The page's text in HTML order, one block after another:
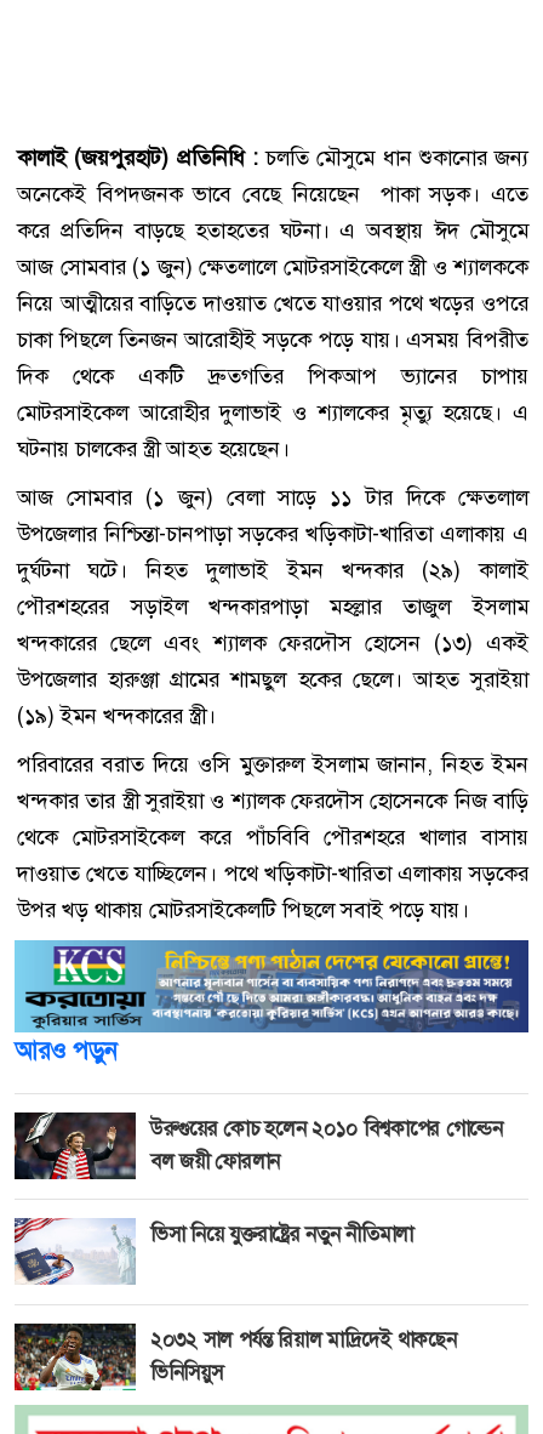
কালাই (জয়পুরহাট) প্রতিনিধি :চলতি মৌসুমে ধান শুকানোর জন্য
অনেকেই বিপদজনক ভাবে বেছে নিয়েছেন পাকা সড়ক। এতে
করে প্রতিদিন বাড়ছে হতাহতের ঘটনা। এ অবস্থায় ঈদ মৌসুমে
আজ সোমবার (১ জুন) ক্ষেতলালে মোটরসাইকেলে স্ত্রী ও শ্যালককে
নিয়ে আত্মীয়ের বাড়িতে দাওয়াত খেতে যাওয়ার পথে খড়ের ওপরে
চাকা পিছলে তিনজন আরোহীই সড়কে পড়ে যায়। এসময় বিপরীত
দিক থেকে একটি দ্রুতগতির পিকআপ ভ্যানের চাপায়
মোটরসাইকেল আরোহীর দুলাভাই ও শ্যালকের মৃত্যু হয়েছে। এ
ঘটনায় চালকের স্ত্রী আহত হয়েছেন।
আজ সোমবার (১ জুন) বেলা সাড়ে ১১ টার দিকে ক্ষেতলাল
উপজেলার নিশ্চিন্তা-চানপাড়া সড়কের খড়িকাটা-খারিতা এলাকায় এ
দুর্ঘটনা ঘটে। নিহত দুলাভাই ইমন খন্দকার (২৯) কালাই
পৌরশহরের সড়াইল খন্দকারপাড়া মহল্লার তাজুল ইসলাম
খন্দকারের ছেলে এবং শ্যালক ফেরদৌস হোসেন (১৩) একই
উপজেলার হারুঞ্জা গ্রামের শামছুল হকের ছেলে। আহত সুরাইয়া
(১৯) ইমন খন্দকারের স্ত্রী।
পরিবারের বরাত দিয়ে ওসি মুক্তারুল ইসলাম জানান, নিহত ইমন
খন্দকার তার স্ত্রী সুরাইয়া ও শ্যালক ফেরদৌস হোসেনকে নিজ বাড়ি
থেকে মোটরসাইকেল করে পাঁচবিবি পৌরশহরে খালার বাসায়
দাওয়াত খেতে যাচ্ছিলেন। পথে খড়িকাটা-খারিতা এলাকায় সড়কের
উপর খড় থাকায় মোটরসাইকেলটি পিছলে সবাই পড়ে যায়।
আরও পড়ুন
উরুগুয়ের কোচ হলেন ২০১০ বিশ্বকাপের গোল্ডেন
বল জয়ী ফোরলান
ভিসা নিয়ে যুক্তরাষ্ট্রের নতুন নীতিমালা
২০৩২ সাল পর্যন্ত রিয়াল মাদ্রিদেই থাকছেন
ভিনিসিয়ুস